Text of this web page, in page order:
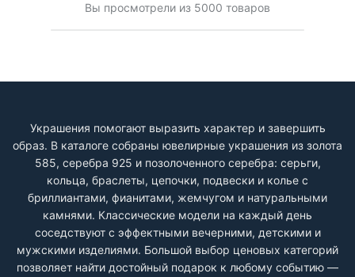
Украшения помогают выразить характер и завершить
образ. В каталоге собраны ювелирные украшения из золота
585, серебра 925 и позолоченного серебра: серьги,
кольца, браслеты, цепочки, подвески и колье с
бриллиантами, фианитами, жемчугом и натуральными
камнями. Классические модели на каждый день
соседствуют с эффектными вечерними, детскими и
мужскими изделиями. Большой выбор ценовых категорий
позволяет найти достойный подарок к любому событию —
Вы просмотрели из 5000 товаров